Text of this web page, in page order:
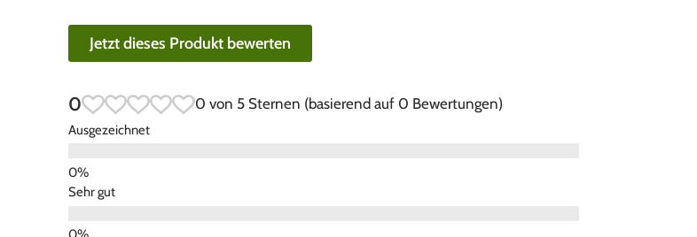
Jetzt dieses Produkt bewerten
0 0 von 5 Sternen (basierend auf 0 Bewertungen)
Ausgezeichnet
Sehr gut